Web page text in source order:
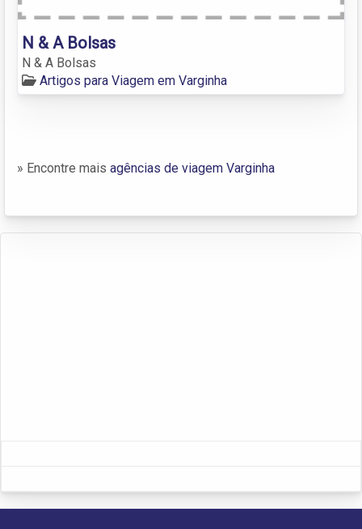
N & A Bolsas
N & A Bolsas
Artigos para Viagem em Varginha
» Encontre mais agências de viagem Varginha